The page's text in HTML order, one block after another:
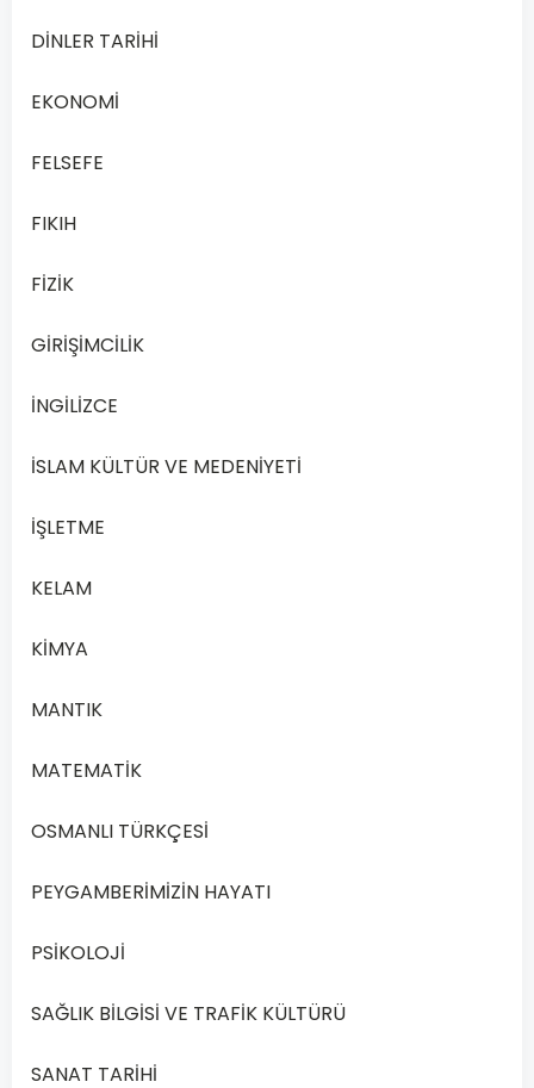
Dönem
Sorularıyla
Başarıyı
Açık
Demokrasi
İnsan…
Devamını
VE İNSAN
Lise
ve
Hakları
2020
DİNLER TARİHİ
EKONOMİ
FELSEFE
FIKIH
FİZİK
GİRİŞİMCİLİK
İNGİLİZCE
İSLAM KÜLTÜR VE MEDENİYETİ
İŞLETME
KELAM
KİMYA
MANTIK
MATEMATİK
OSMANLI TÜRKÇESİ
PEYGAMBERİMİZİN HAYATI
PSİKOLOJİ
SAĞLIK BİLGİSİ VE TRAFİK KÜLTÜRÜ
SANAT TARİHİ